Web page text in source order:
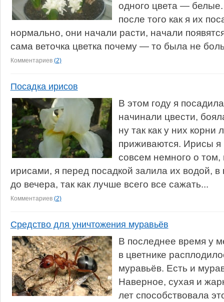
одного цвета —
после того как я их
нормально, они начали расти, начали
сама веточка цветка почему — то была не
Комментариев (2)
Посадка ирисов
В этом году я
начинали цвести,
ну так как у них корни
приживаются. Ирисы я
совсем немного о том,
ирисами, я перед посадкой залила их водой, в
до вечера, так как лучше всего все сажать...
Комментариев (2)
Средство для уничтожения муравьёв
В последнее время у
в цветнике
муравьёв. Есть и
Наверное, сухая и
лет способствовала